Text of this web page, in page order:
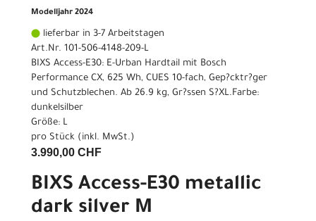
Modelljahr 2024
lieferbar in 3-7 Arbeitstagen
Art.Nr. 101-506-4148-209-L
BIXS Access-E30: E-Urban Hardtail mit Bosch
Performance CX, 625 Wh, CUES 10-fach, Gep?cktr?ger
und Schutzblechen. Ab 26.9 kg, Gr?ssen S?XL.Farbe:
dunkelsilber
Größe: L
pro Stück (inkl. MwSt.)
3.990,00 CHF
BIXS Access-E30 metallic
dark silver M